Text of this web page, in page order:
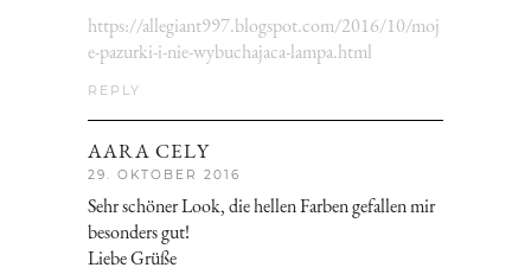
https://allegiant997.blogspot.com/2016/10/moj
e-pazurki-i-nie-wybuchajaca-lampa.html
REPLY
AARA CELY
29. OKTOBER 2016
Sehr schöner Look, die hellen Farben gefallen mir
besonders gut!
Liebe Grüße